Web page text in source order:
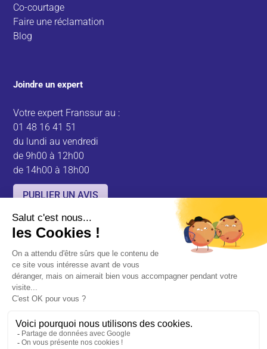
Co-courtage
Faire une réclamation
Blog
Joindre un expert
Votre expert Franssur au :
01 48 16 41 51
du lundi au vendredi
de 9h00 à 12h00
de 14h00 à 18h00
PUBLIER UN AVIS
Votre avis est précieux pour nous !
Partagez votre expérience et aidez-nous à améliorer nos services en
laissant un commentaire.
ASR Groupe Contact Mentions légales